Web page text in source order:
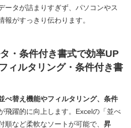
ータが詰まりすぎず、パソコンやス
報がすっきり伝わります。
・条件付き書式で効率UP
ィルタリング・条件付き書
べ替え機能やフィルタリング、条件
飛躍的に向上します。Excelの「並べ
など柔軟なソートが可能で、 昇